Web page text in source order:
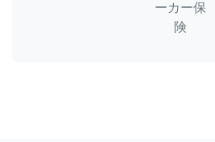
ーカー保
険